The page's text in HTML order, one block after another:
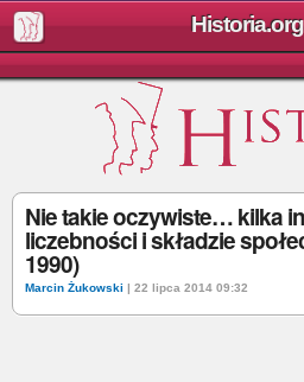
Nie takie oczywiste… kilka
liczebności i składzie
1990)
Marcin Żukowski | 22 lipca 2014 09:32